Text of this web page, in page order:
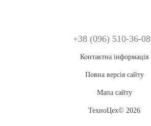
+38 (096) 510-36-08
Контактна інформація
Повна версія сайту
Мапа сайту
ТехноЦех© 2026